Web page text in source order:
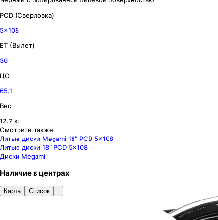
PCD (Сверловка)
5x108
ET (Вылет)
36
ЦО
65.1
Вес
12.7 кг
Смотрите также
Литые диски Megami 18″ PCD 5x108
Литые диски 18″ PCD 5x108
Диски Megami
Наличиев центрах
Карта Список